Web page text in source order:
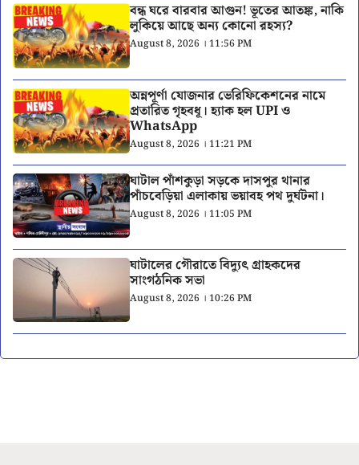
বন্ধ ঘরে বারবার আগুন! ভূতের আতঙ্ক, নাকি
লুকিয়ে আছে অন্য কোনো রহস্য?
August 8, 2026 । 11:56 PM
অন্নপূর্ণা যোজনার ভেরিফিকেশনের নামে
প্রতারিত গৃহবধূ। হ্যাক হল UPI ও
WhatsApp
August 8, 2026 । 11:21 PM
ঘাটাল পাঁশকুড়া সড়কে দাসপুর থানার
পাঁচবেড়িয়া এলাকায় ভয়াবহ পথ দুর্ঘটনা।
August 8, 2026 । 11:05 PM
ঘাটালের গৌরাতে বিদ্যুৎ গ্রাহকদের
সাংগঠনিক সভা
August 8, 2026 । 10:26 PM